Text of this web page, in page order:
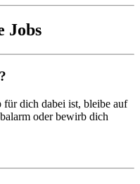
Jobs
für dich dabei ist, bleibe auf
oder bewirb dich